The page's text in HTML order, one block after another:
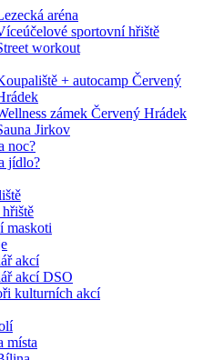
aréna
sportovní hřiště
workout
+ autocamp Červený
zámek Červený Hrádek
Jirkov
noc?
jídlo?
maskoti
akcí
akcí DSO
kulturních akcí
místa